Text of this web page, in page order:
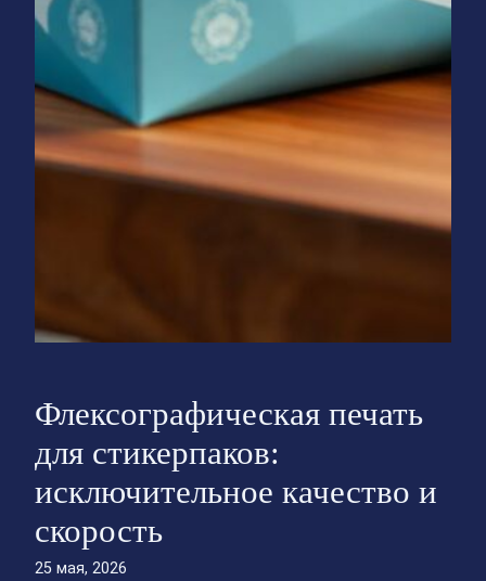
Флексографическая печать
для стикерпаков:
исключительное качество и
скорость
25 мая, 2026